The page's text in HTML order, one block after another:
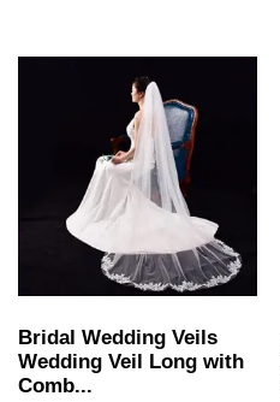
Bridal Wedding Veils
Wedding Veil Long with
Comb...